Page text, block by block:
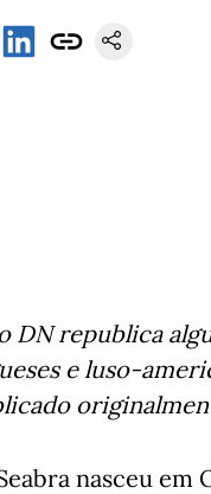
DN republica
e luso-
nasceu em